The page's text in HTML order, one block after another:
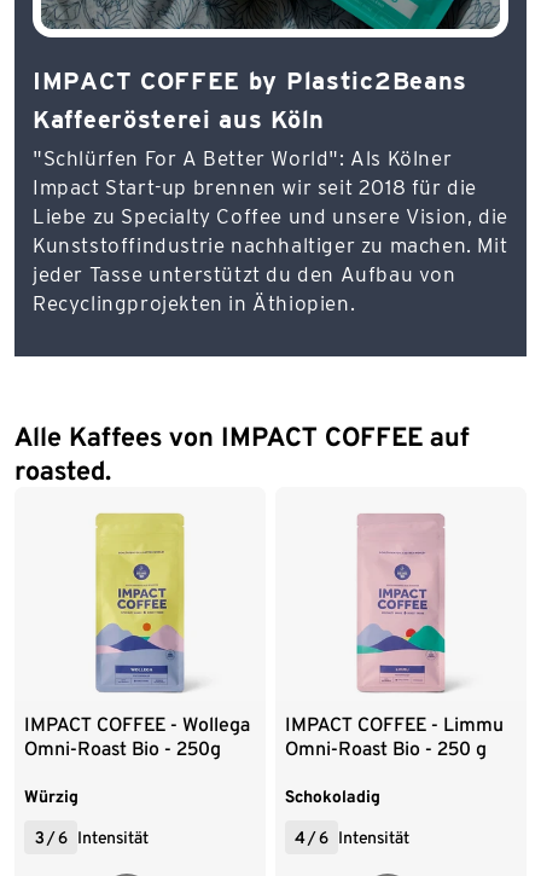
IMPACT COFFEE by Plastic2Beans
Kaffeerösterei aus Köln
"Schlürfen For A Better World": Als Kölner
Impact Start-up brennen wir seit 2018 für die
Liebe zu Specialty Coffee und unsere Vision, die
Kunststoffindustrie nachhaltiger zu machen. Mit
jeder Tasse unterstützt du den Aufbau von
Recyclingprojekten in Äthiopien.
Alle Kaffees von IMPACT COFFEE auf
roasted.
IMPACT COFFEE - Wollega
Omni-Roast Bio - 250g
Würzig
3 /6 Intensität
IMPACT COFFEE - Limmu
Omni-Roast Bio - 250 g
Schokoladig
4/6 Intensität